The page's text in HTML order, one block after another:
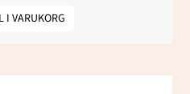
I VARUKORG